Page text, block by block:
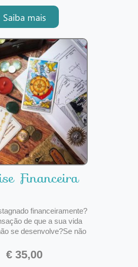
e tudo isto sem motivo
olho gordo, mais
direcionados a si, praga
Saiba mais
Financeira
financeiramente?
de que a sua vida
se desenvolve?Se não
mudado. TODOS nós
uma vida próspera e
€ 35,00